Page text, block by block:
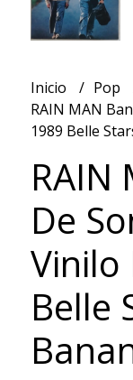
Inicio Pop
RAIN MAN
1989 Belle
RAIN
De
Vinilo
Belle